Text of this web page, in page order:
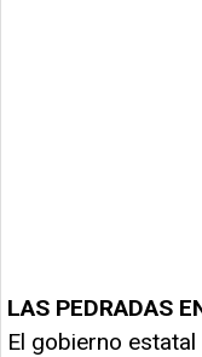
LAS PEDRADAS
El gobierno